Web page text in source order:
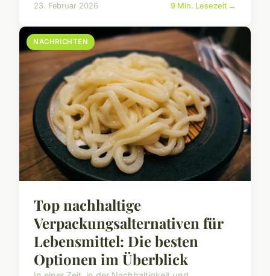
23. Februar 2026 9 Min. Lesezeit →
NACHRICHTEN
Top nachhaltige
Verpackungsalternativen für
Lebensmittel: Die besten
Optionen im Überblick